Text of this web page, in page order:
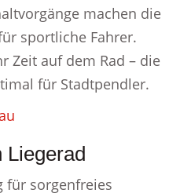
machen die
sportliche Fahrer.
Zeit auf dem Rad – die
für Stadtpendler.
Liegerad
für sorgenfreies